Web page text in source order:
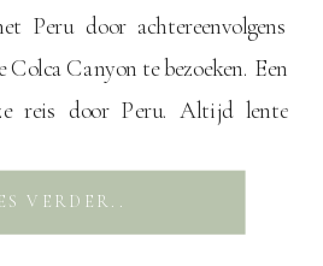
Peru door achtereenvolgens
Canyon te bezoeken. Een
reis door Peru. Altijd lente
de Peruaanse kant van het
is niet […]
VERDER..